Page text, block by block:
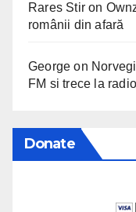
Rares Stir on
românii din afară
George on
FM si trece la
Donate